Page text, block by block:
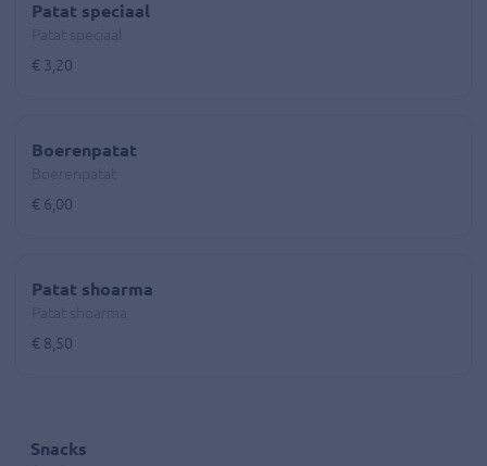
Patat speciaal
€ 3,20
Boerenpatat
€ 6,00
Patat shoarma
€ 8,50
Snacks